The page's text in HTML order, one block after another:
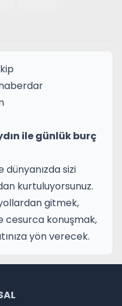
ile günlük burç
sizi
kurtuluyorsunuz.
gitmek,
cesurca konuşmak,
yön verecek.